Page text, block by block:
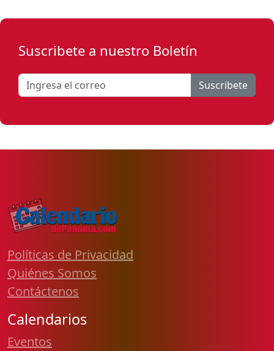
Suscribete a nuestro Boletín
Suscribete
Políticas de Privacidad
Quiénes Somos
Contáctenos
Calendarios
Eventos